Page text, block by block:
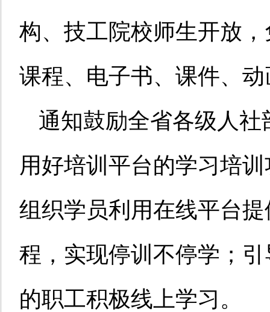
构、技工院校师生开放
课程、电子书、课件、
通知鼓励全省各级人
用好培训平台的学习培
组织学员利用在线平台
程，实现停训不停学；
的职工积极线上学习。